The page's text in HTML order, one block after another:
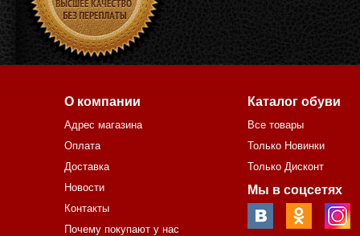
О компании
Адрес магазина
Оплата
Доставка
Новости
Контакты
Почему покупают у нас
Каталог обуви
Все товары
Только Новинки
Только Дисконт
Мы в соцсетях